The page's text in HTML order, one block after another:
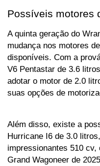
Possíveis motores
A quinta geração do
mudança nos motores
disponíveis. Com a
V6 Pentastar de 3.6
adotar o motor de 2.0
suas opções de
Além disso, existe a
Hurricane I6 de 3.0
impressionantes 510 cv,
Grand Wagoneer de